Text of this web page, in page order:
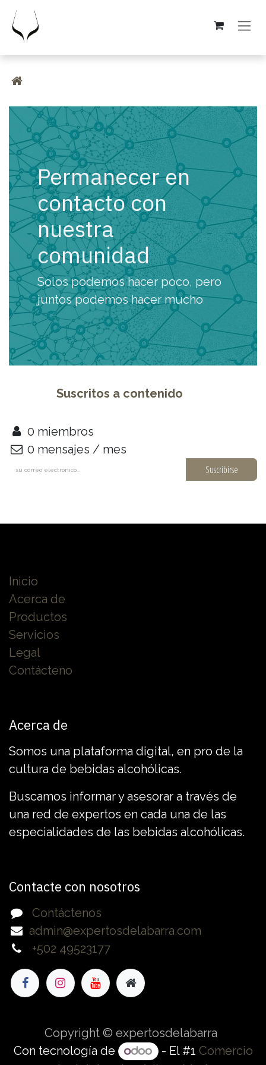
Permanecer en
contacto con
nuestra
comunidad
Solos podemos hacer poco, pero
juntos podemos hacer mucho
Suscritos a contenido
0 miembros
0 mensajes / mes
Suscribirse
Inicio
Acerca de
Productos
Servicios
Legal
Contácteno
Acerca de
Somos una plataforma digital, en pro de la
cultura de bebidas alcohólicas.
Buscamos informar y asesorar a través de
una red de expertos en cada una de las
especialidades de las bebidas alcohólicas.
Contacte con nosotros
Contáctenos
admin@expertosdelabarra.com
+502 49523177
Copyright © expertosdelabarra
Con tecnología de
- El #1 Comercio